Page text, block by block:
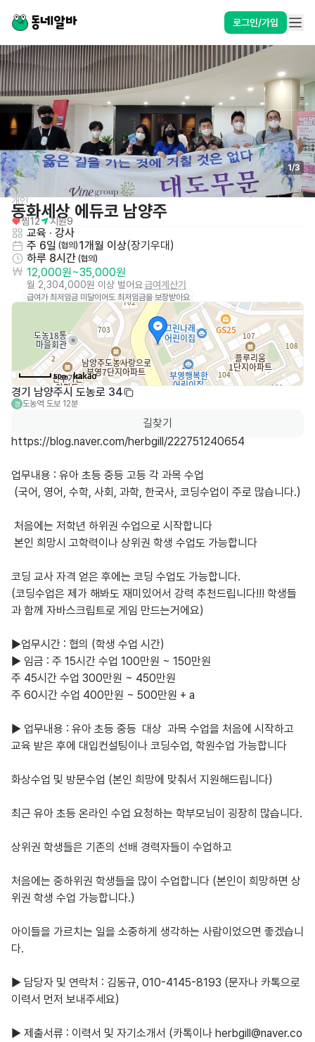
로그인/가입
1/3
개인
동화세상 에듀코 남양주
찜12 지원9
교육 · 강사
주 6일 (협의) 1개월 이상(장기우대 )
하루 8시간 (협의)
12,000원~35,000원
월 2,304,000원 이상 벌어요급여계산기
급여가 최저임금 미달이어도 최저임금을 보장받아요
50m
경기 남양주시 도농로 34
경 도농역 도보 12분
길찾기
https://blog.naver.com/herbgill/222751240654
업무내용 : 유아 초등 중등 고등 각 과목 수업
코딩 교사 자격 얻은 후에는 코딩 수업도 가능합니다.
(코딩수업은 제가 해봐도 재미있어서 강력 추천드립니다!!! 학생들
과 함께 자바스크립트로 게임 만드는거에요)
▶업무시간 : 협의 (학생 수업 시간)
▶ 임금 : 주 15시간 수업 100만원 ~ 150만원
주 45시간 수업 300만원 ~ 450만원
주 60시간 수업 400만원 ~ 500만원 + a
▶ 업무내용 : 유아 초등 중등  대상  과목 수업을 처음에 시작하고
교육 받은 후에 대입컨설팅이나 코딩수업, 학원수업 가능합니다
화상수업 및 방문수업 (본인 희망에 맞춰서 지원해드립니다)
최근 유아 초등 온라인 수업 요청하는 학부모님이 굉장히 많습니다.
상위권 학생들은 기존의 선배 경력자들이 수업하고
처음에는 중하위권 학생들을 많이 수업합니다 (본인이 희망하면 상
위권 학생 수업 가능합니다.)
아이들을 가르치는 일을 소중하게 생각하는 사람이었으면 좋겠습니
다.
▶ 담당자 및 연락처 : 김동규, 010-4145-8193 (문자나 카톡으로
이력서 먼저 보내주세요)
▶ 제출서류 : 이력서 및 자기소개서 (카톡이나 herbgill@naver.co